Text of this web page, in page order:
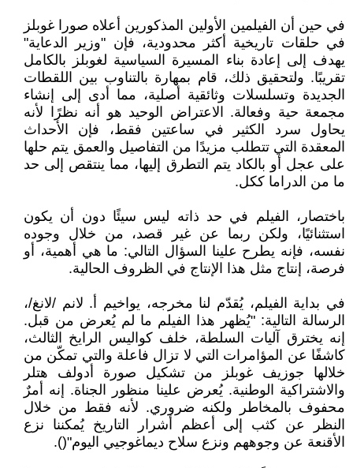
في حين أن الفيلمين الأولين المذكورين أعلاه صورا غوبلز
في حلقات تاريخية أكثر محدودية، فإن "وزير الدعاية"
يهدف إلى إعادة بناء المسيرة السياسية لغوبلز بالكامل
تقريبًا. ولتحقيق ذلك، قام بمهارة بالتناوب بين اللقطات
الجديدة وتسلسلات وثائقية أصلية، مما أدى إلى إنشاء
مجمعة حية وفعالة. الاعتراض الوحيد هو أنه نظرًا لأنه
يحاول سرد الكثير في ساعتين فقط، فإن الأحداث
المعقدة التي تتطلب مزيدًا من التفاصيل والعمق يتم حلها
على عجل أو بالكاد يتم التطرق إليها، مما ينتقص إلى حد
ما من الدراما ككل.
باختصار، الفيلم في حد ذاته ليس سيئًا دون أن يكون
استثنائيًا، ولكن ربما عن غير قصد، من خلال وجوده
نفسه، فإنه يطرح علينا السؤال التالي: ما هي أهمية، أو
فرصة، إنتاج مثل هذا الإنتاج في الظروف الحالية.
في بداية الفيلم، يُقدّم لنا مخرجه، يواخيم أ. لانم /لانغ/،
الرسالة التالية: "يُظهر هذا الفيلم ما لم يُعرض من قبل.
إنه يخترق آليات السلطة، خلف كواليس الرايخ الثالث،
كاشفًا عن المؤامرات التي لا تزال فاعلة والتي تمكّن من
خلالها جوزيف غوبلز من تشكيل صورة أدولف هتلر
والاشتراكية الوطنية. يُعرض علينا منظور الجناة. إنه أمرٌ
محفوف بالمخاطر ولكنه ضروري. لأنه فقط من خلال
النظر عن كثب إلى أعظم أشرار التاريخ يُمكننا نزع
الأقنعة عن وجوههم ونزع سلاح ديماغوجيي اليوم"().